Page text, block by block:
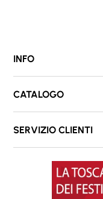
INFO
CATALOGO
SERVIZIO CLIENTI